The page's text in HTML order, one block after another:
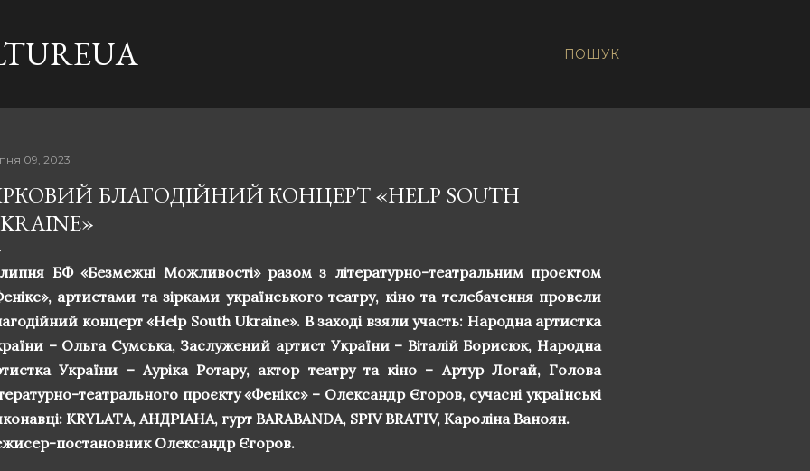
ПОШУК
09, 2023
БЛАГОДІЙНИЙ КОНЦЕРТ «HELP SOUTH
БФ «Безмежні Можливості» разом з літературно-театральним проєктом
артистами та зірками українського театру, кіно та телебачення провели
концерт «Help South Ukraine». В заході взяли участь: Народна артистка
– Ольга Сумська, Заслужений артист України – Віталій Борисюк, Народна
України – Ауріка Ротару, актор театру та кіно – Артур Логай, Голова
театрального проєкту «Фенікс» – Олександр Єгоров, сучасні українські
KRYLATA, АНДРІАНА, гурт BARABANDA, SPIV BRATIV, Кароліна Ваноян.
постановник Олександр Єгоров.